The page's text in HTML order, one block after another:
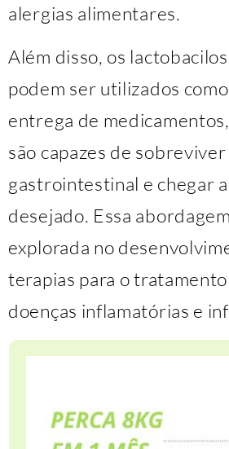
alergias alimentares.
Além disso, os
podem ser utilizados
entrega de
são capazes de
gastrointestinal e chegar
desejado. Essa
explorada no
terapias para o
doenças inflamatórias e